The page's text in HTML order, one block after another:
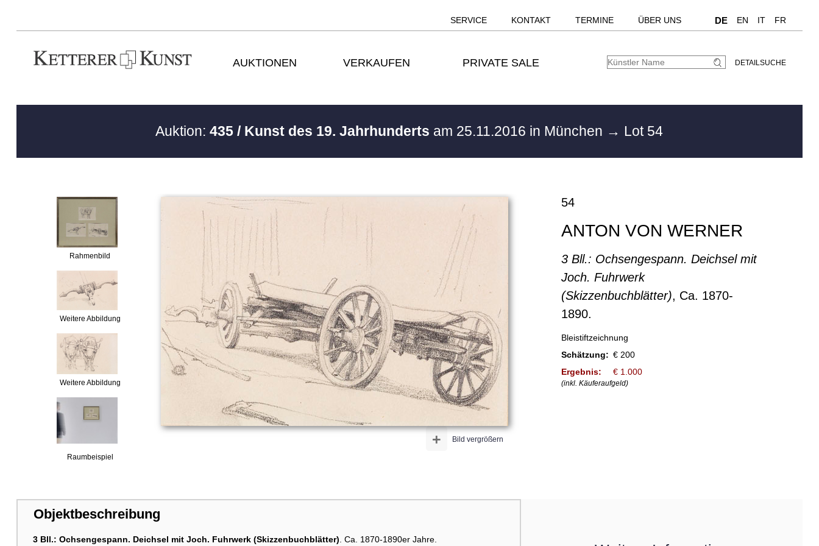
SERVICE KONTAKT TERMINE ÜBER UNS DE EN IT FR
AUKTIONEN VERKAUFEN PRIVATE SALE DETAILSUCHE
Auktion:435 / Kunst des 19. Jahrhunderts am 25.11.2016 in München → Lot 54
Rahmenbild
Weitere Abbildung
Weitere Abbildung
Raumbeispiel
Bild vergrößern
+
54
ANTON VON WERNER
3 Bll.: Ochsengespann. Deichsel mit
Joch. Fuhrwerk
(Skizzenbuchblätter), Ca. 1870-
1890.
Bleistiftzeichnung
Schätzung: € 200
Ergebnis:
€ 1.000
(inkl. Käuferaufgeld)
Objektbeschreibung
3 Bll.: Ochsengespann. Deichsel mit Joch. Fuhrwerk (Skizzenbuchblätter) . Ca. 1870-1890er Jahre.